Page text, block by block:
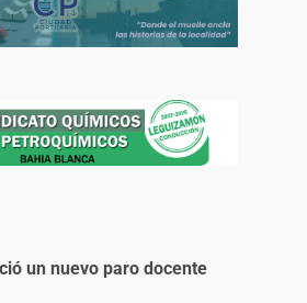
un nuevo paro docente